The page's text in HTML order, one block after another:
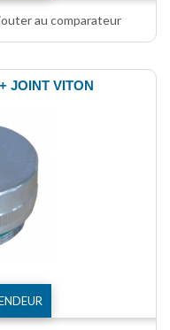
au comparateur
JOINT VITON